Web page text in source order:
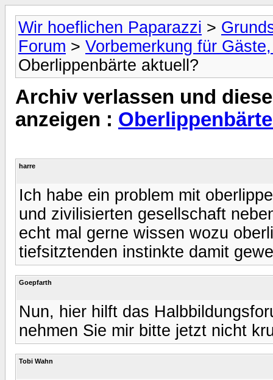
Wir hoeflichen Paparazzi >
Forum > Vorbemerkung für
Oberlippenbärte aktuell?
Archiv verlassen und
anzeigen :
harre
Ich habe ein problem mit
und zivilisierten gesellschaft
echt mal gerne wissen wozu
tiefsitztenden instinkte damit
Goepfarth
Nun, hier hilft das
nehmen Sie mir bitte jetzt nicht
Tobi Wahn